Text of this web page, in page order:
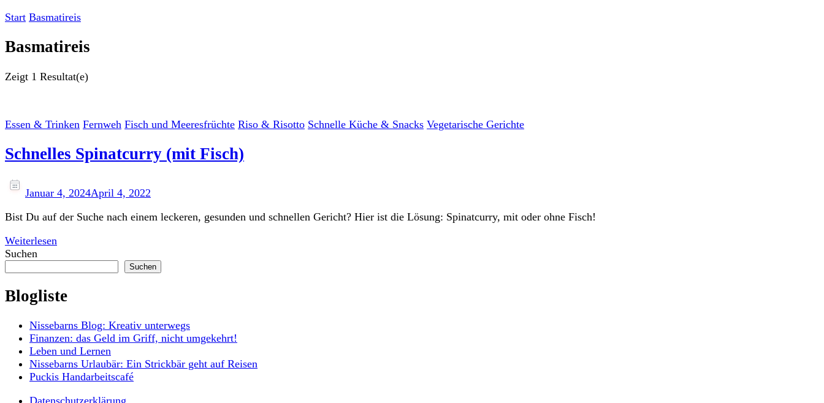
Start Basmatireis
Basmatireis
Zeigt 1 Resultat(e)
Essen & Trinken Fernweh Fisch und Meeresfrüchte Riso & Risotto Schnelle Küche & Snacks Vegetarische Gerichte
Schnelles Spinatcurry (mit Fisch)
Januar 4, 2024April 4, 2022
Bist Du auf der Suche nach einem leckeren, gesunden und schnellen Gericht? Hier ist die Lösung: Spinatcurry, mit oder ohne Fisch!
Weiterlesen
Suchen
Suchen
Blogliste
Nissebarns Blog: Kreativ unterwegs
Finanzen: das Geld im Griff, nicht umgekehrt!
Leben und Lernen
Nissebarns Urlaubär: Ein Strickbär geht auf Reisen
Puckis Handarbeitscafé